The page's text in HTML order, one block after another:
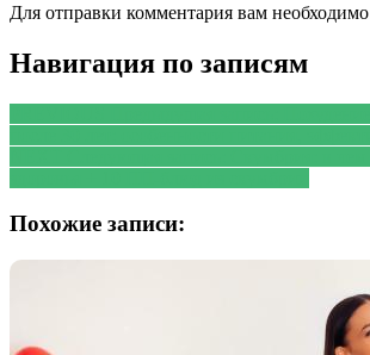
Для отправки комментария вам необходимо
Навигация по записям
Похожие записи: